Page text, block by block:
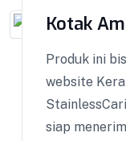
Kotak
Produk ini
website
siap